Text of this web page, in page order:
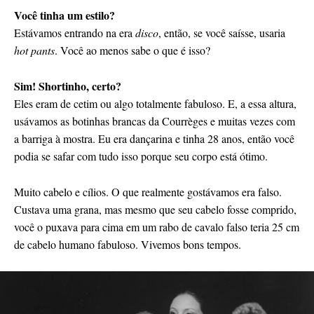
Você tinha um estilo?
Estávamos entrando na era disco, então, se você saísse, usaria
hot pants. Você ao menos sabe o que é isso?
Sim! Shortinho, certo?
Eles eram de cetim ou algo totalmente fabuloso. E, a essa altura,
usávamos as botinhas brancas da Courrèges e muitas vezes com
a barriga à mostra. Eu era dançarina e tinha 28 anos, então você
podia se safar com tudo isso porque seu corpo está ótimo.
Muito cabelo e cílios. O que realmente gostávamos era falso.
Custava uma grana, mas mesmo que seu cabelo fosse comprido,
você o puxava para cima em um rabo de cavalo falso teria 25 cm
de cabelo humano fabuloso. Vivemos bons tempos.